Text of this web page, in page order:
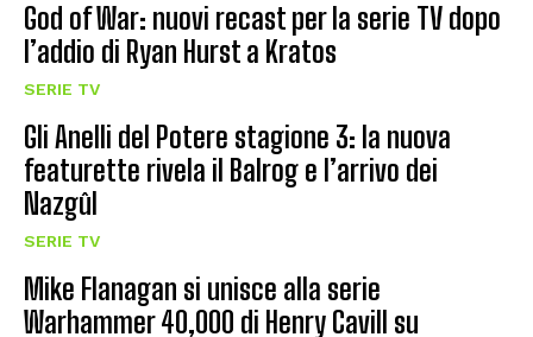
God of War: nuovi recast per la serie TV dopo
l’addio di Ryan Hurst a Kratos
SERIE TV
Gli Anelli del Potere stagione 3: la nuova
featurette rivela il Balrog e l’arrivo dei
Nazgûl
SERIE TV
Mike Flanagan si unisce alla serie
Warhammer 40,000 di Henry Cavill su